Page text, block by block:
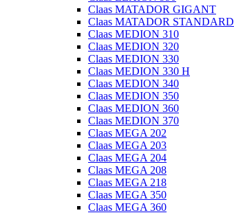
Claas MATADOR GIGANT
Claas MATADOR STANDARD
Claas MEDION 310
Claas MEDION 320
Claas MEDION 330
Claas MEDION 330 H
Claas MEDION 340
Claas MEDION 350
Claas MEDION 360
Claas MEDION 370
Claas MEGA 202
Claas MEGA 203
Claas MEGA 204
Claas MEGA 208
Claas MEGA 218
Claas MEGA 350
Claas MEGA 360